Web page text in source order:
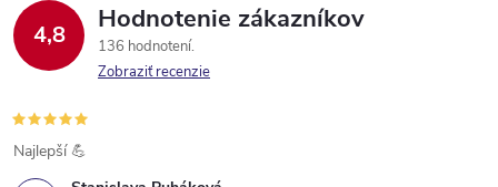
4,8 Hodnotenie zákazníkov
136 hodnotení
Zobraziť recenzie
Najlepší 💪